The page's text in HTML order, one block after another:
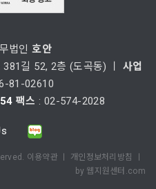
법인호안
길 52, 2층 (도곡동) ㅣ 사업
81-02610
팩스 : 02-574-2028
이용약관 개인정보처리방침
by 웹지원센터.com